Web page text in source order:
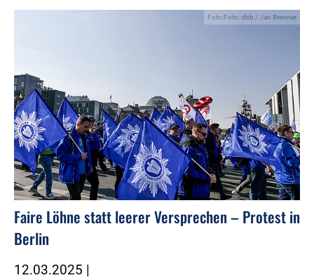
Foto:Foto: dbb / Jan Brenner
Faire Löhne statt leerer Versprechen – Protest in
Berlin
12.03.2025 |